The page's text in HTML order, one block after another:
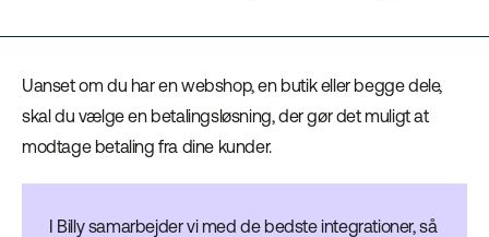
Uanset om du har en webshop, en butik eller begge dele,
skal du vælge en betalingsløsning, der gør det muligt at
modtage betaling fra dine kunder.
I Billy samarbejder vi med de bedste integrationer, så